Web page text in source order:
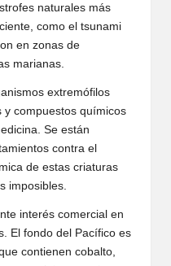
naturales más
como el tsunami
en zonas de
marianas.
extremófilos
y compuestos químicos
Se están
contra el
de estas criaturas
imposibles.
interés comercial en
El fondo del Pacífico es
contienen cobalto,